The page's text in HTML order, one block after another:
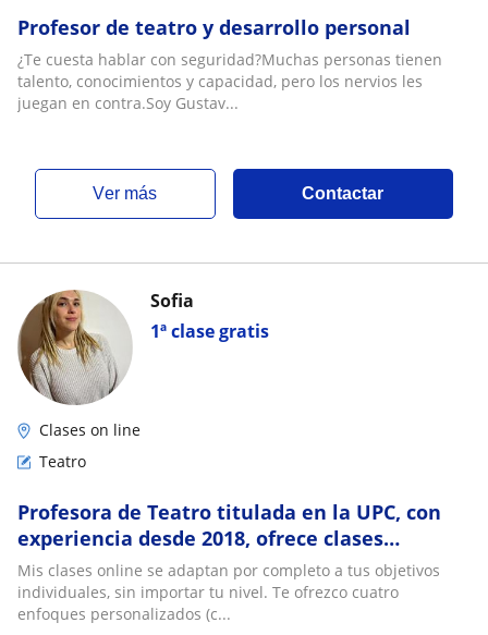
Profesor de teatro y desarrollo personal
¿Te cuesta hablar con seguridad?Muchas personas tienen
talento, conocimientos y capacidad, pero los nervios les
juegan en contra.Soy Gustav...
ver más Contactar
1ª clase gratis
Sofia
Clases on line
Teatro
Profesora de Teatro titulada en la UPC, con
experiencia desde 2018, ofrece clases
particulares online para todas las edades
Mis clases online se adaptan por completo a tus objetivos
individuales, sin importar tu nivel. Te ofrezco cuatro
enfoques personalizados (c...